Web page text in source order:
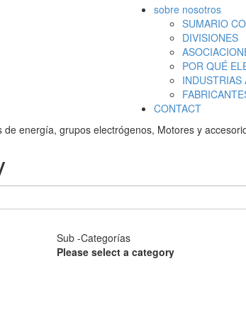
sobre nosotros
SUMARIO
DIVISIONES
POR QUÉ
INDUSTRIAS
CONTACT
energía, grupos electrógenos, Motores y
Sub -Categorías
Please select a category